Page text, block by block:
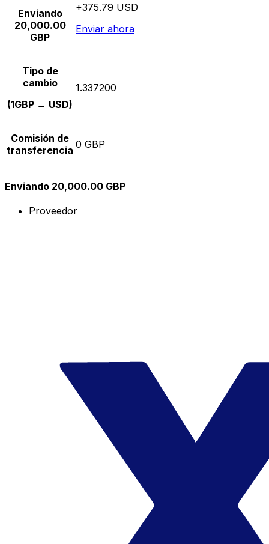
Enviando
20,000.00
GBP
+375.79 USD
Enviar ahora
Tipo de
cambio
(1GBP → USD)
1.337200
Comisión de
transferencia 0 GBP
Enviando 20,000.00 GBP
Proveedor